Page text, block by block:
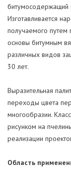
битумосодержащий
Изготавливается
получаемого путем
основы битумным
различных видов
30 лет.
Выразительная
переходы цвета
многообразии.
рисунком на
реализации
Область